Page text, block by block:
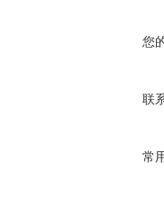
您
联
常